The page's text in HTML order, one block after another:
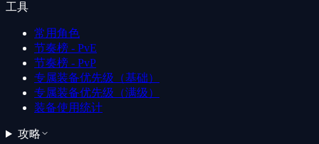
工具
常用角色
节奏榜 - PvE
节奏榜 - PvP
专属装备优先级（基础）
专属装备优先级（满级）
装备使用统计
攻略